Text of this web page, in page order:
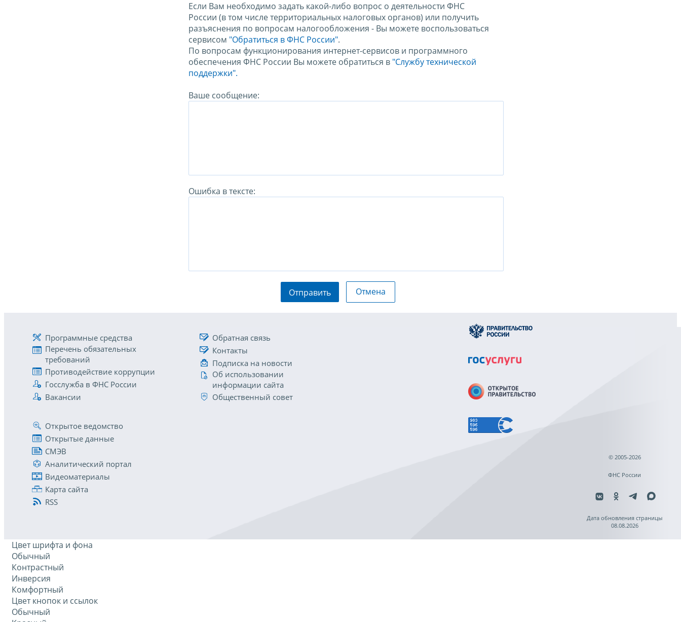
Если Вам необходимо задать какой-либо вопрос о деятельности ФНС
России (в том числе территориальных налоговых органов) или получить
разъяснения по вопросам налогообложения - Вы можете воспользоваться
сервисом "Обратиться в ФНС России".
По вопросам функционирования интернет-сервисов и программного
обеспечения ФНС России Вы можете обратиться в "Службу технической
поддержки".
Ваше сообщение:
Ошибка в тексте:
Отправить Отмена
Программные средства
Перечень обязательных
требований
Противодействие коррупции
Госслужба в ФНС России
Вакансии
Обратная связь
Контакты
Подписка на новости
Об использовании
информации сайта
Общественный совет
Открытое ведомство
Открытые данные
СМЭВ
Аналитический портал
Видеоматериалы
Карта сайта
RSS
© 2005-2026
ФНС России
Дата обновления страницы
08.08.2026
Цвет шрифта и фона
Обычный
Контрастный
Инверсия
Комфортный
Цвет кнопок и ссылок
Обычный